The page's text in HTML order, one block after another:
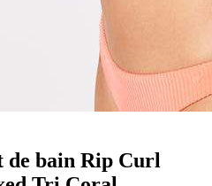
bain Rip Curl